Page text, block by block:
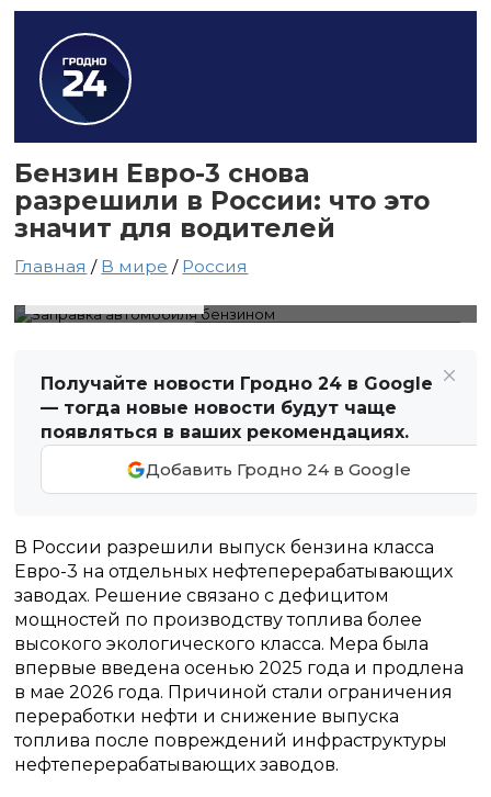
Бензин Евро-3 снова
разрешили в России: что это
значит для водителей
Главная / В мире / Россия
Получайте новости Гродно 24 в Google
— тогда новые новости будут чаще
появляться в ваших рекомендациях.
Добавить Гродно 24 в Google
В России разрешили выпуск бензина класса
Евро-3 на отдельных нефтеперерабатывающих
заводах. Решение связано с дефицитом
мощностей по производству топлива более
высокого экологического класса. Мера была
впервые введена осенью 2025 года и продлена
в мае 2026 года. Причиной стали ограничения
переработки нефти и снижение выпуска
топлива после повреждений инфраструктуры
нефтеперерабатывающих заводов.